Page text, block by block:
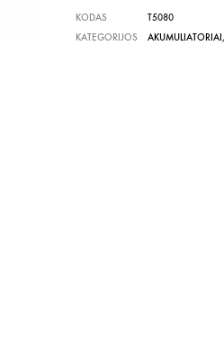
KODAS
T5080
KATEGORIJOS
AKUMULIATORIAI,